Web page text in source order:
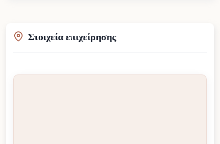
Στοιχεία επιχείρησης